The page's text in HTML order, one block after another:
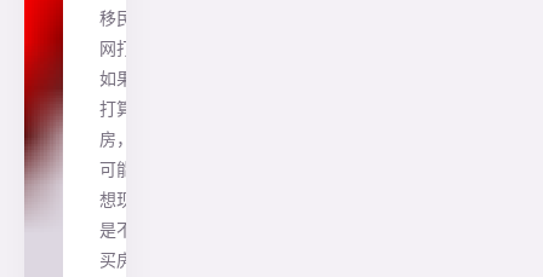
移民一
网打尽
如果你
打算买
房，你
可能会
想现在
是不是
买房的